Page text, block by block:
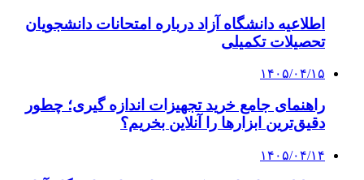
اطلاعیه دانشگاه آزاد درباره امتحانات دانشجویان
تحصیلات تکمیلی
۱۴۰۵/۰۴/۱۵
راهنمای جامع خرید تجهیزات اندازه گیری؛ چطور
دقیق‌ترین ابزارها را آنلاین بخریم؟
۱۴۰۵/۰۴/۱۴